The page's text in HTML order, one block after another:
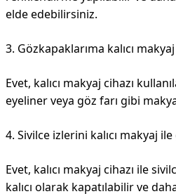
elde edebilirsiniz.
3. Gözkapaklarıma kalıcı
Evet, kalıcı makyaj cihazı
eyeliner veya göz farı gibi
4. Sivilce izlerini kalıcı makyaj
Evet, kalıcı makyaj cihazı ile
kalıcı olarak kapatılabilir ve